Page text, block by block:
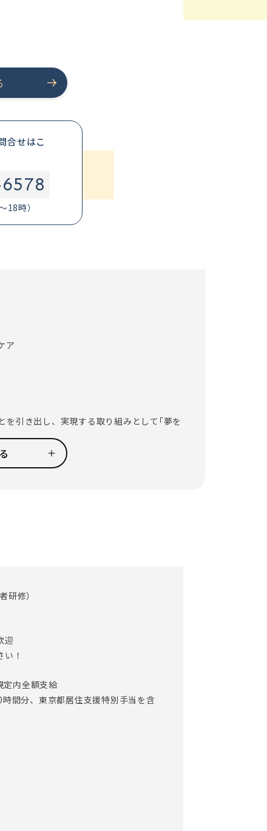
合せはこ
18時）
ア
を引き出し、実現する取り組みとして｢夢を
をしてお祝いをしたい」等、ご入居者それ
感じ、仕事のやりがいにも繋がります。
た。
通話ができるインカムシステムも導入をし
業務）
研修）
迎
！
内全額支給
時間分、東京都居住支援特別手当を含